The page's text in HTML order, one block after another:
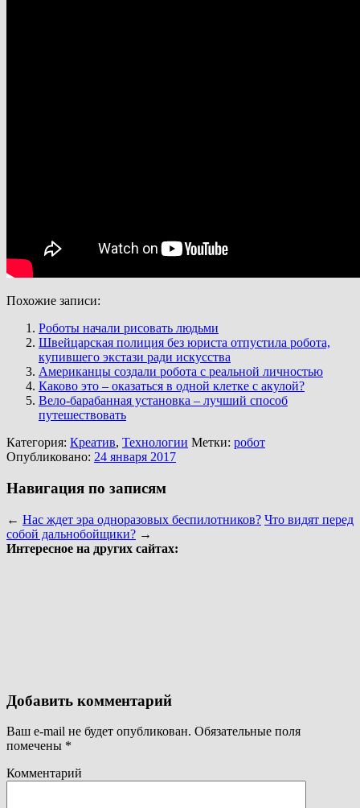
Похожие записи:
Роботы начали рисовать людьми
Швейцарская полиция без юриста отпустила робота,
купившего экстази ради искусства
Американцы создали робота с реальной личностью
Каково это – оказаться в одной клетке с акулой?
Вело-барабанная установка – лучший способ
путешествовать
Категория: Креатив, Технологии Метки: робот
Опубликовано: 24 января 2017
Навигация по записям
← Нас ждет эра одноразовых беспилотников? Что видят перед
собой дальнобойщики? →
Интересное на других сайтах:
Добавить комментарий
Ваш e-mail не будет опубликован. Обязательные поля
помечены *
Комментарий